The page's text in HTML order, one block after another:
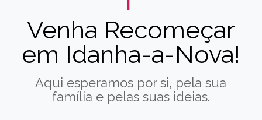
Venha Recomeçar
em Idanha-a-Nova!
Aqui esperamos por si, pela sua
família e pelas suas ideias.